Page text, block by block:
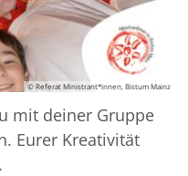
© Referat Ministrant*innen, Bistum Mainz
mit deiner Gruppe
Eurer Kreativität